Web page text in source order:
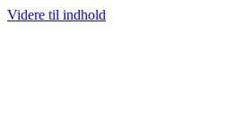
Videre til indhold